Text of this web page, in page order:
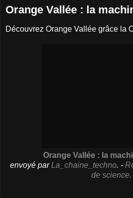
Orange Vallée : la
Découvrez Orange Vallée grâce la
Orange Vallée : la
envoyé parLa_chaine_techno. -
de science.